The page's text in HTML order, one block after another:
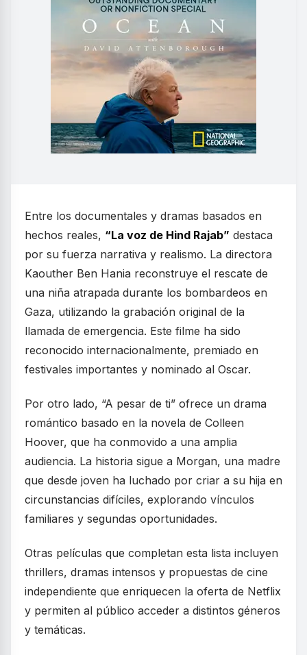
Entre los documentales y dramas basados en
hechos reales, “La voz de Hind Rajab” destaca
por su fuerza narrativa y realismo. La directora
Kaouther Ben Hania reconstruye el rescate de
una niña atrapada durante los bombardeos en
Gaza, utilizando la grabación original de la
llamada de emergencia. Este filme ha sido
reconocido internacionalmente, premiado en
festivales importantes y nominado al Oscar.
Por otro lado, “A pesar de ti” ofrece un drama
romántico basado en la novela de Colleen
Hoover, que ha conmovido a una amplia
audiencia. La historia sigue a Morgan, una madre
que desde joven ha luchado por criar a su hija en
circunstancias difíciles, explorando vínculos
familiares y segundas oportunidades.
Otras películas que completan esta lista incluyen
thrillers, dramas intensos y propuestas de cine
independiente que enriquecen la oferta de Netflix
y permiten al público acceder a distintos géneros
y temáticas.